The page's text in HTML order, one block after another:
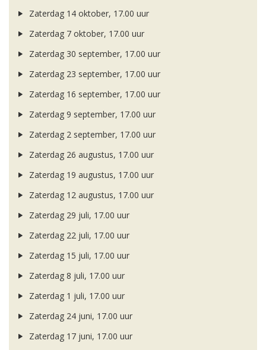
Zaterdag 14 oktober, 17.00 uur
Zaterdag 7 oktober, 17.00 uur
Zaterdag 30 september, 17.00 uur
Zaterdag 23 september, 17.00 uur
Zaterdag 16 september, 17.00 uur
Zaterdag 9 september, 17.00 uur
Zaterdag 2 september, 17.00 uur
Zaterdag 26 augustus, 17.00 uur
Zaterdag 19 augustus, 17.00 uur
Zaterdag 12 augustus, 17.00 uur
Zaterdag 29 juli, 17.00 uur
Zaterdag 22 juli, 17.00 uur
Zaterdag 15 juli, 17.00 uur
Zaterdag 8 juli, 17.00 uur
Zaterdag 1 juli, 17.00 uur
Zaterdag 24 juni, 17.00 uur
Zaterdag 17 juni, 17.00 uur